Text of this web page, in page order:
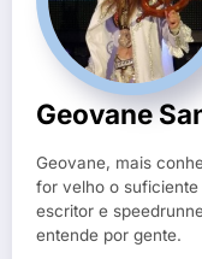
Geovane
Geovane, mais
for velho o
escritor e
entende por gente.